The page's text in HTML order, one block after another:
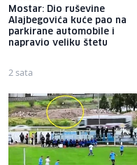
Mostar: Dio ruševine
Alajbegovića kuće pao na
parkirane automobile i
napravio veliku štetu
2 sata